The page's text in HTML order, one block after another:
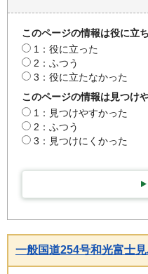
このページの情報は役に立
1：役に立った
2：ふつう
3：役に立たなかった
このページの情報は見つけ
1：見つけやすかった
2：ふつう
3：見つけにくかった
一般国道254号和光富士